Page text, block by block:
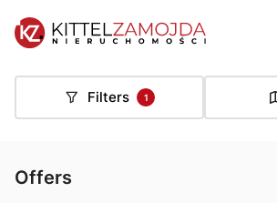
Filters 1
Offers